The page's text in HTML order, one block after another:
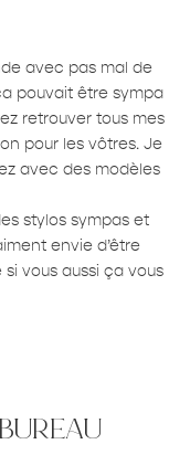
avec pas mal de
pouvait être sympa
retrouver tous mes
pour les vôtres. Je
avec des modèles
stylos sympas et
envie d’être
vous aussi ça vous